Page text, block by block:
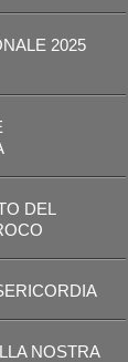
2025
DEL
NOSTRA